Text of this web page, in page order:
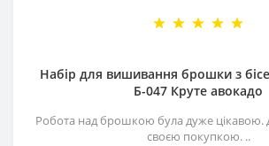
Набір для вишивання брошки з
Б-047 Круте авокадо
Робота над брошкою була дуже цікавою.
своєю покупкою. ..